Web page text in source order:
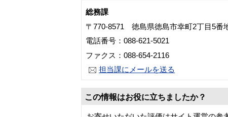
総務課
〒770-8571 徳島県徳島市幸町2丁目5番
電話番号：088-621-5021
ファクス：088-654-2116
担当課にメールを送る
この情報はお役に立ちましたか？